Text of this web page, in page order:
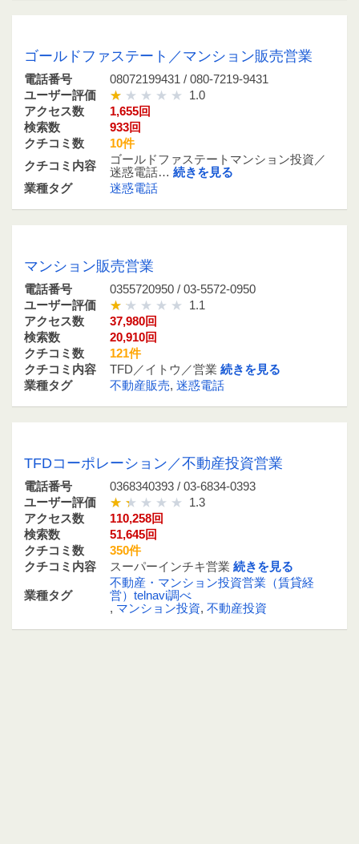
ゴールドファステート／マンション販売営業
電話番号
08072199431 / 080-7219-9431
ユーザー評価
1.0
アクセス数
1,655回
検索数
933回
クチコミ数
10件
クチコミ内容
ゴールドファステートマンション投資／
迷惑電話… 続きを見る
業種タグ
迷惑電話
マンション販売営業
電話番号
0355720950 / 03-5572-0950
ユーザー評価
1.1
アクセス数
37,980回
検索数
20,910回
クチコミ数
121件
クチコミ内容
TFD／イトウ／営業 続きを見る
業種タグ
不動産販売, 迷惑電話
TFDコーポレーション／不動産投資営業
電話番号
0368340393 / 03-6834-0393
ユーザー評価
1.3
アクセス数
110,258回
検索数
51,645回
クチコミ数
350件
クチコミ内容
スーパーインチキ営業 続きを見る
業種タグ
不動産・マンション投資営業（賃貸経
営）telnavi調べ
, マンション投資, 不動産投資